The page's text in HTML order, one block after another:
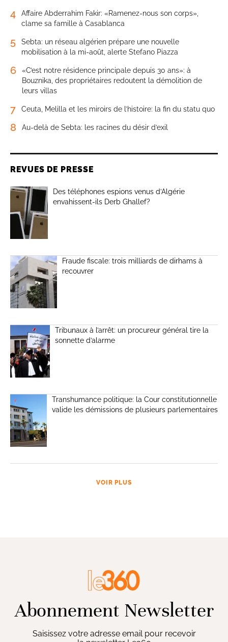
4
Affaire Abderrahim Fakir: «Ramenez-nous son corps»,
clame sa famille à Casablanca
5
Sebta: un réseau algérien prépare une nouvelle
mobilisation à la mi-août, alerte Stefano Piazza
6
«C’est notre résidence principale depuis 30 ans»: à
Bouznika, des propriétaires redoutent la démolition de
leurs villas
7 Ceuta, Melilla et les miroirs de l’histoire: la fin du statu quo
8 Au-delà de Sebta: les racines du désir d’exil
REVUES DE PRESSE
Des téléphones espions venus d’Algérie
envahissent-ils Derb Ghallef?
Fraude fiscale: trois milliards de dirhams à
recouvrer
Tribunaux à l’arrêt: un procureur général tire la
sonnette d’alarme
Transhumance politique: la Cour constitutionnelle
valide les démissions de plusieurs parlementaires
VOIR PLUS
Abonnement Newsletter
Saisissez votre adresse email pour recevoir